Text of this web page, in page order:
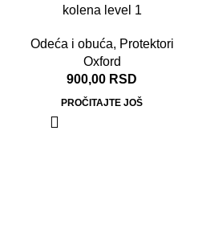
kolena level 1
Odeća i obuća, Protektori
Oxford
900,00 RSD
PROČITAJTE JOŠ